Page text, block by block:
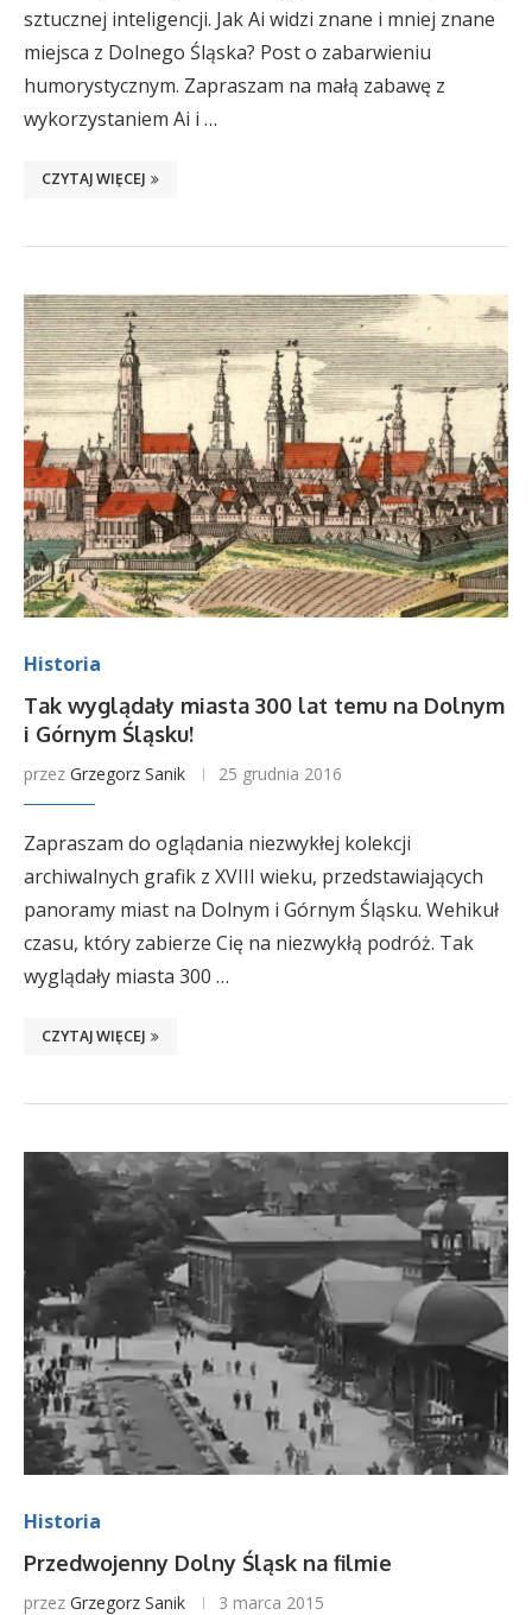
sztucznej inteligencji. Jak Ai widzi znane i mniej znane
miejsca z Dolnego Śląska? Post o zabarwieniu
humorystycznym. Zapraszam na małą zabawę z
wykorzystaniem Ai i …
CZYTAJ WIĘCEJ
Historia
Tak wyglądały miasta 300 lat temu na Dolnym
i Górnym Śląsku!
przez Grzegorz Sanik 25 grudnia 2016
Zapraszam do oglądania niezwykłej kolekcji
archiwalnych grafik z XVIII wieku, przedstawiających
panoramy miast na Dolnym i Górnym Śląsku. Wehikuł
czasu, który zabierze Cię na niezwykłą podróż. Tak
wyglądały miasta 300 …
CZYTAJ WIĘCEJ
Historia
Przedwojenny Dolny Śląsk na filmie
przez Grzegorz Sanik 3 marca 2015